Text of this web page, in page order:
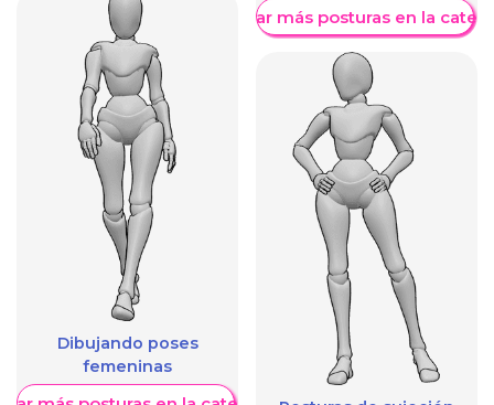
Dibujando poses
femeninas
Mostrar más posturas en la